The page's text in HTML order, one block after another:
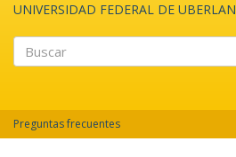
UNIVERSIDAD FEDERAL DE
Preguntas frecuentes